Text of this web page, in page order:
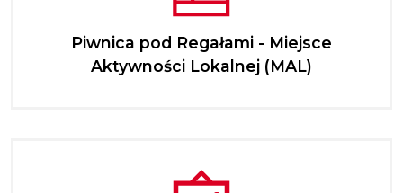
Piwnica pod Regałami - Miejsce
Aktywności Lokalnej (MAL)